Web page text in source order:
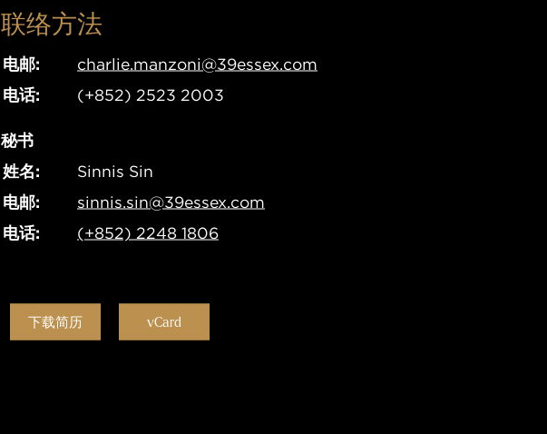
联络方法
电邮:
charlie.manzoni@39essex.com
电话: (+852) 2523 2003
秘书
姓名:
Sinnis Sin
电邮:
sinnis.sin@39essex.com
电话: (+852) 2248 1806
下载简历 vCard